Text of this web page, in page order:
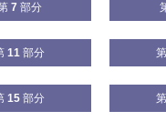
7 部分
11 部分 第
15 部分 第